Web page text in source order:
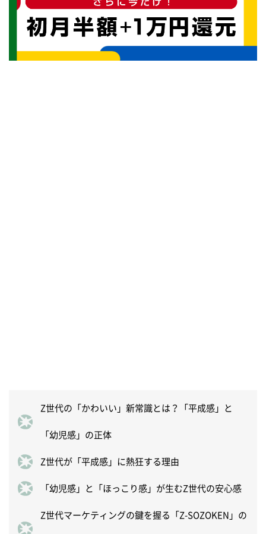
Z世代の「かわいい」新常識とは？「平成感」と
「幼児感」の正体
Z世代が「平成感」に熱狂する理由
「幼児感」と「ほっこり感」が生むZ世代の安心感
Z世代マーケティングの鍵を握る「Z-SOZOKEN」の